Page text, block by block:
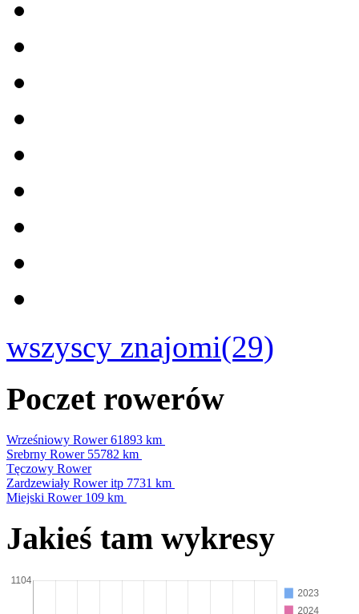
wszyscy znajomi(29)
Poczet rowerów
Wrześniowy Rower61893 km
Srebrny Rower 55782 km
Tęczowy Rower
Zardzewiały Rower itp 7731 km
Miejski Rower 109 km
Jakieś tam wykresy